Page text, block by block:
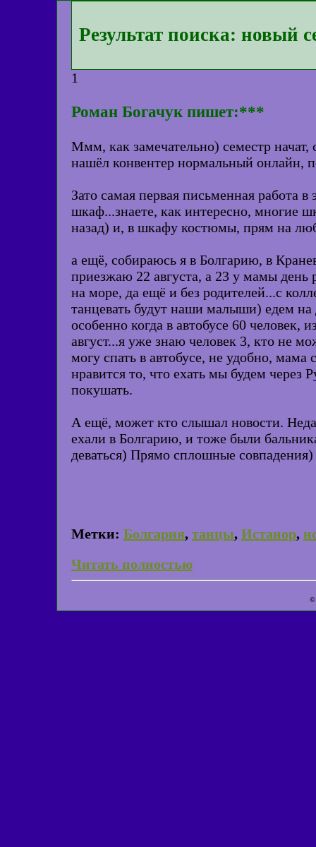
Результат поиска: новый
1
Роман Богачук пишет:***
Ммм, как замечательно) семестр начат,
нашёл конвентер нормальный онлайн,
Зато самая первая письменная работа
шкаф...знаете, как интересно, многие
назад) и, в шкафу костюмы, прям на
а ещё, собираюсь я в Болгарию, в
приезжаю 22 августа, а 23 у мамы
на море, да ещё и без родителей...с
танцевать будут наши малыши) едем на
особенно когда в автобусе 60 человек,
август...я уже знаю человек 3, кто не
могу спать в автобусе, не удобно,
нравится то, что ехать мы будем
покушать.
А ещё, может кто слышал новости.
ехали в Болгарию, и тоже были
деваться) Прямо сплошные совпадения)
Метки: Болгария, танцы, Истанор,
Читать полностью
©